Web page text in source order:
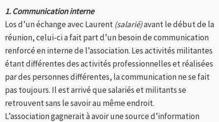
1. Communication interne
Los d’un échange avec Laurent (salarié)avant le début de la
réunion, celui-ci a fait part d’un besoin de communication
renforcé en interne de l’association. Les activités militantes
étant différentes des activités professionnelles et réalisées
par des personnes différentes, la communication ne se fait
pas toujours. Il est arrivé que salariés et militants se
retrouvent sans le savoir au même endroit.
L’association gagnerait à avoir une source d’information